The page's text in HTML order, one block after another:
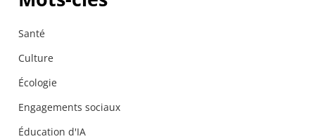
Santé
Culture
Écologie
Engagements sociaux
Éducation d'IA